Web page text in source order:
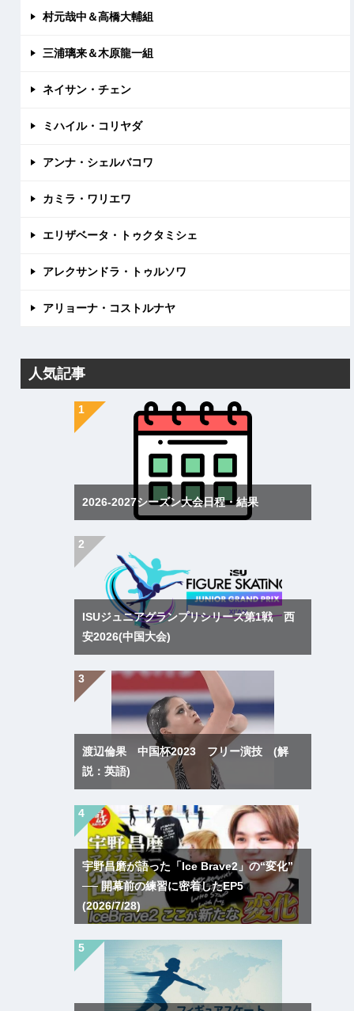
村元哉中＆高橋大輔組
三浦璃来＆木原龍一組
ネイサン・チェン
ミハイル・コリヤダ
アンナ・シェルバコワ
カミラ・ワリエワ
エリザベータ・トゥクタミシェ
アレクサンドラ・トゥルソワ
アリョーナ・コストルナヤ
人気記事
2026-2027シーズン大会日程・結果
ISUジュニアグランプリシリーズ第1戦 西
安2026(中国大会)
渡辺倫果 中国杯2023 フリー演技 (解
説：英語)
宇野昌磨が語った「Ice Brave2」の“変化”
── 開幕前の練習に密着したEP5
(2026/7/28)